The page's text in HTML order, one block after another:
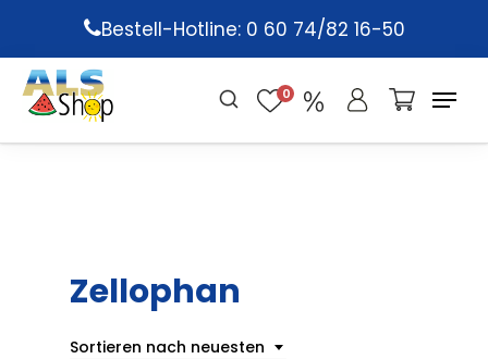
main
content
Bestell-Hotline: 0 60 74/82 16-50
0
Zellophan
Sortieren nach neuesten